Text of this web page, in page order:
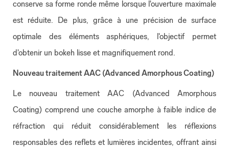
conserve sa forme ronde même lorsque l'ouverture maximale
est réduite. De plus, grâce à une précision de surface
optimale des éléments asphériques, l'objectif permet
d'obtenir un bokeh lisse et magnifiquement rond.
Nouveau traitement AAC (Advanced Amorphous Coating)
Le nouveau traitement AAC (Advanced Amorphous
Coating) comprend une couche amorphe à faible indice de
réfraction qui réduit considérablement les réflexions
responsables des reflets et lumières incidentes, offrant ainsi